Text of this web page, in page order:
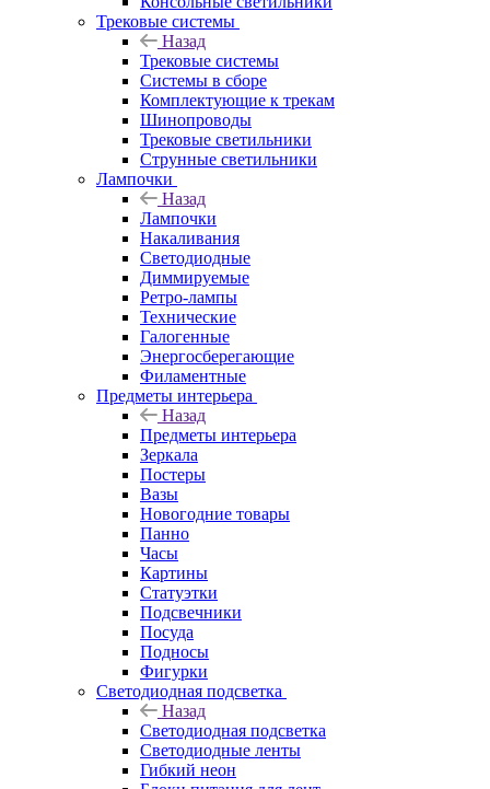
Трековые системы
Назад
Трековые системы
Системы в сборе
Комплектующие к трекам
Шинопроводы
Трековые светильники
Струнные светильники
Лампочки
Назад
Лампочки
Накаливания
Светодиодные
Диммируемые
Ретро-лампы
Технические
Галогенные
Энергосберегающие
Филаментные
Предметы интерьера
Назад
Предметы интерьера
Зеркала
Постеры
Вазы
Новогодние товары
Панно
Часы
Картины
Статуэтки
Подсвечники
Посуда
Подносы
Фигурки
Светодиодная подсветка
Назад
Светодиодная подсветка
Светодиодные ленты
Гибкий неон